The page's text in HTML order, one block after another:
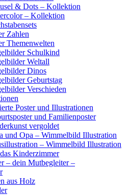
& Dots – Kollektion
– Kollektion
Zahlen
Themenwelten
Schulkind
Weltall
Dinos
Geburtstag
Verschieden
Poster und Illustrationen
und Familienposter
vergoldet
und Opa – Wimmelbild Illustration
– Wimmelbild Illustration
Kinderzimmer
– dein Mutbegleiter –
aus Holz